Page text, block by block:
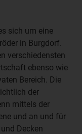
sich um eine
in Burgdorf.
verschiedensten
ebenso wie
Bereich. Die
der
mittels der
und an und für
Decken